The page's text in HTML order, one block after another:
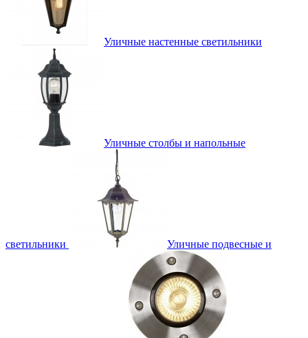
Уличные настенные светильники
Уличные столбы и напольные
светильники Уличные подвесные и